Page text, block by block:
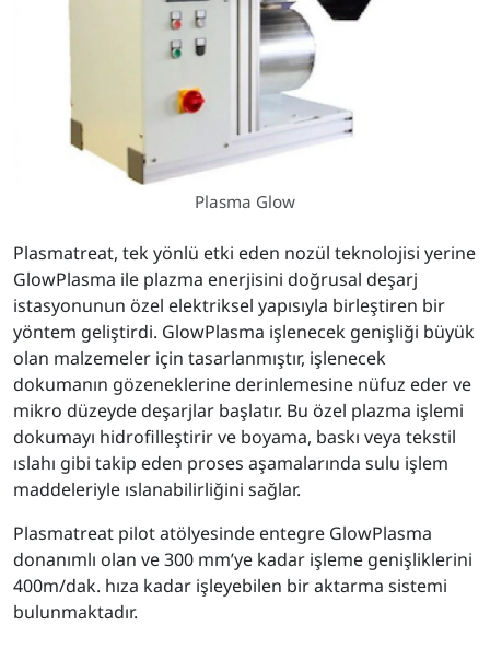
Plasma Glow
Plasmatreat, tek yönlü etki eden nozül teknolojisi yerine
GlowPlasma ile plazma enerjisini doğrusal deşarj
istasyonunun özel elektriksel yapısıyla birleştiren bir
yöntem geliştirdi. GlowPlasma işlenecek genişliği büyük
olan malzemeler için tasarlanmıştır, işlenecek
dokumanın gözeneklerine derinlemesine nüfuz eder ve
mikro düzeyde deşarjlar başlatır. Bu özel plazma işlemi
dokumayı hidrofilleştirir ve boyama, baskı veya tekstil
ıslahı gibi takip eden proses aşamalarında sulu işlem
maddeleriyle ıslanabilirliğini sağlar.
Plasmatreat pilot atölyesinde entegre GlowPlasma
donanımlı olan ve 300 mm’ye kadar işleme genişliklerini
400m/dak. hıza kadar işleyebilen bir aktarma sistemi
bulunmaktadır.